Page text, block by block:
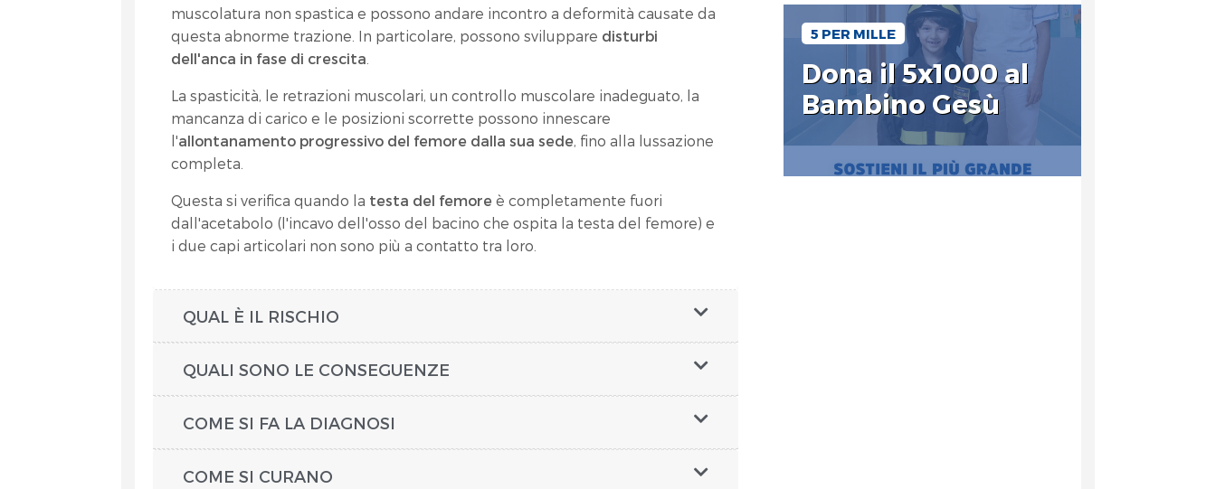
muscolatura non spastica e possono andare incontro a deformità causate da
questa abnorme trazione. In particolare, possono sviluppare disturbi
dell'anca in fase di crescita
La spasticità, le retrazioni muscolari, un controllo muscolare inadeguato, la
mancanza di carico e le posizioni scorrette possono innescare
l'allontanamento progressivo del femore dalla sua sede, fino alla lussazione
completa.
Questa si verifica quando la testa del femore è completamente fuori
dall'acetabolo (l'incavo dell'osso del bacino che ospita la testa del femore) e
i due capi articolari non sono più a contatto tra loro.
QUAL È IL RISCHIO
QUALI SONO LE CONSEGUENZE
COME SI FA LA DIAGNOSI
COME SI CURANO
5 PER MILLE
Dona il 5x1000 al
Bambino Gesù